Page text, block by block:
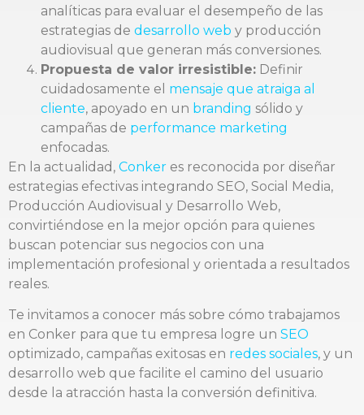
analíticas para evaluar el desempeño de las
estrategias de desarrollo web y producción
audiovisual que generan más conversiones.
Propuesta de valor irresistible: Definir
cuidadosamente el mensaje que atraiga al
cliente, apoyado en un branding sólido y
campañas de performance marketing
enfocadas.
En la actualidad, Conker es reconocida por diseñar
estrategias efectivas integrando SEO, Social Media,
Producción Audiovisual y Desarrollo Web,
convirtiéndose en la mejor opción para quienes
buscan potenciar sus negocios con una
implementación profesional y orientada a resultados
reales.
Te invitamos a conocer más sobre cómo trabajamos
en Conker para que tu empresa logre un SEO
optimizado, campañas exitosas en redes sociales, y un
desarrollo web que facilite el camino del usuario
desde la atracción hasta la conversión definitiva.